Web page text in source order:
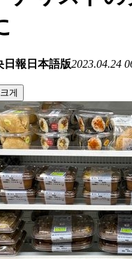
報日本語版2023.04.24
게